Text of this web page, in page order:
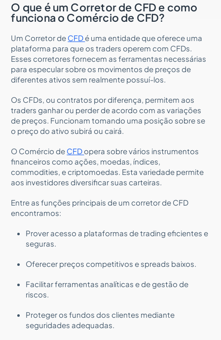
O que é um Corretor de CFD e como
funciona o Comércio de CFD?
Um Corretor de CFD é uma entidade que oferece uma
plataforma para que os traders operem com CFDs.
Esses corretores fornecem as ferramentas necessárias
para especular sobre os movimentos de preços de
diferentes ativos sem realmente possuí-los.
Os CFDs, ou contratos por diferença, permitem aos
traders ganhar ou perder de acordo com as variações
de preços. Funcionam tomando uma posição sobre se
o preço do ativo subirá ou cairá.
O Comércio de CFD opera sobre vários instrumentos
financeiros como ações, moedas, índices,
commodities, e criptomoedas. Esta variedade permite
aos investidores diversificar suas carteiras.
Entre as funções principais de um corretor de CFD
encontramos:
Prover acesso a plataformas de trading eficientes e
seguras.
Oferecer preços competitivos e spreads baixos.
Facilitar ferramentas analíticas e de gestão de
riscos.
Proteger os fundos dos clientes mediante
seguridades adequadas.